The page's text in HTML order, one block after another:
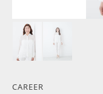
CAREER